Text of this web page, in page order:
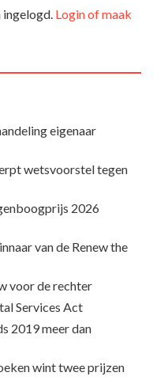
ingelogd. Login of maak
eigenaar
wetsvoorstel tegen
2026
van de Renew the
voor de rechter
Services Act
2019 meer dan
wint twee prijzen